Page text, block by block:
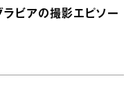
ラビアの撮影エピソー